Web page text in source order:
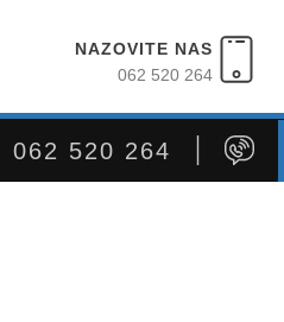
NAZOVITE NAS
062 520 264
062 520 264